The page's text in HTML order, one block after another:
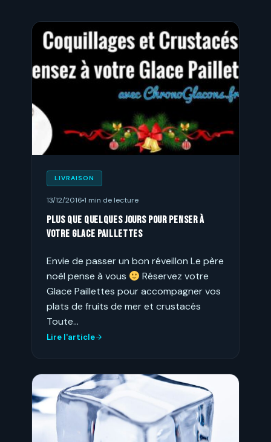
LIVRAISON
13/12/2016 1 min de lecture
Plus que quelques jours pour penser à
votre Glace Paillettes
Envie de passer un bon réveillon Le père
noël pense à vous
Réservez votre
Glace Paillettes pour accompagner vos
plats de fruits de mer et crustacés
Toute…
Lire l'article